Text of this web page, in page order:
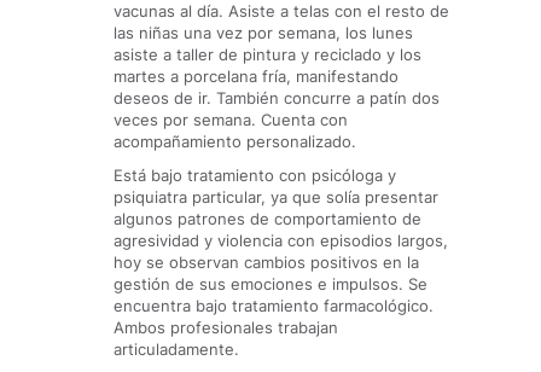
vacunas al día. Asiste a telas con el resto de
las niñas una vez por semana, los lunes
asiste a taller de pintura y reciclado y los
martes a porcelana fría, manifestando
deseos de ir. También concurre a patín dos
veces por semana. Cuenta con
acompañamiento personalizado.
Está bajo tratamiento con psicóloga y
psiquiatra particular, ya que solía presentar
algunos patrones de comportamiento de
agresividad y violencia con episodios largos,
hoy se observan cambios positivos en la
gestión de sus emociones e impulsos. Se
encuentra bajo tratamiento farmacológico.
Ambos profesionales trabajan
articuladamente.